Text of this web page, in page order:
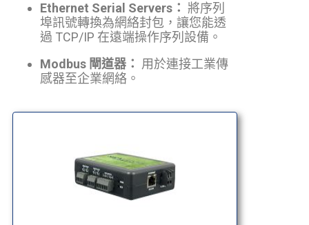
Ethernet Serial Servers： 將序列
埠訊號轉換為網絡封包，讓您能透
過 TCP/IP 在遠端操作序列設備。
Modbus 閘道器： 用於連接工業傳
感器至企業網絡。